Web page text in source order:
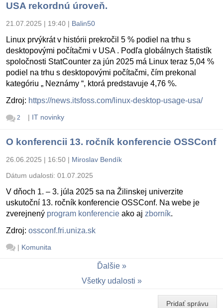
USA rekordnú úroveň.
21.07.2025 | 19:40 | Balin50
Linux prvýkrát v histórii prekročil 5 % podiel na trhu s
desktopovými počítačmi v USA . Podľa globálnych štatistík
spoločnosti StatCounter za jún 2025 má Linux teraz 5,04 %
podiel na trhu s desktopovými počítačmi, čím prekonal
kategóriu „ Neznámy “, ktorá predstavuje 4,76 %.
Zdroj: https://news.itsfoss.com/linux-desktop-usage-usa/
2 | IT novinky
O konferencii 13. ročník konferencie OSSConf
26.06.2025 | 16:50 | Miroslav Bendík
Dátum udalosti: 01.07.2025
V dňoch 1. – 3. júla 2025 sa na Žilinskej univerzite
uskutoční 13. ročník konferencie OSSConf. Na webe je
zverejnený program konferencie ako aj zborník.
Zdroj: ossconf.fri.uniza.sk
| Komunita
Ďalšie
Všetky udalosti
Pridať správu